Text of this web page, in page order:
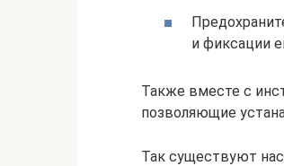
и фиксации
Также вместе с
позволяющие
Так существуют